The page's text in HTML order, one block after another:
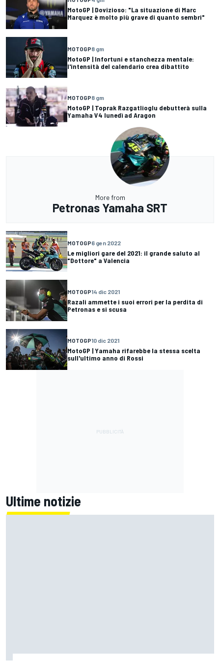
MotoGP | Dovizioso: "La situazione di Marc
Marquez è molto più grave di quanto sembri"
MOTOGP8 gm
MotoGP | Infortuni e stanchezza mentale:
l'intensità del calendario crea dibattito
MOTOGP8 gm
MotoGP | Toprak Razgatlioglu debutterà sulla
Yamaha V4 lunedì ad Aragon
More from
Petronas Yamaha SRT
MOTOGP6 gen 2022
Le migliori gare del 2021: il grande saluto al
"Dottore" a Valencia
MOTOGP14 dic 2021
Razali ammette i suoi errori per la perdita di
Petronas e si scusa
MOTOGP10 dic 2021
MotoGP | Yamaha rifarebbe la stessa scelta
sull'ultimo anno di Rossi
Ultime notizie